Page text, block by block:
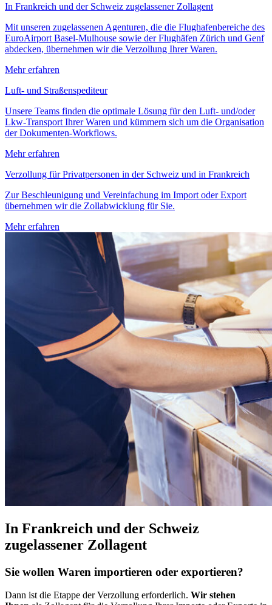
In Frankreich und der Schweiz zugelassener Zollagent
Mit unseren zugelassenen Agenturen, die die Flughafenbereiche des
EuroAirport Basel-Mulhouse sowie der Flughäfen Zürich und Genf
abdecken, übernehmen wir die Verzollung Ihrer Waren.
Mehr erfahren
Luft- und Straßenspediteur
Unsere Teams finden die optimale Lösung für den Luft- und/oder
Lkw-Transport Ihrer Waren und kümmern sich um die Organisation
der Dokumenten-Workflows.
Mehr erfahren
Verzollung für Privatpersonen in der Schweiz und in Frankreich
Zur Beschleunigung und Vereinfachung im Import oder Export
übernehmen wir die Zollabwicklung für Sie.
Mehr erfahren
In Frankreich und der Schweiz
zugelassener Zollagent
Sie wollen Waren importieren oder exportieren?
Dann ist die Etappe der Verzollung erforderlich. Wir stehen